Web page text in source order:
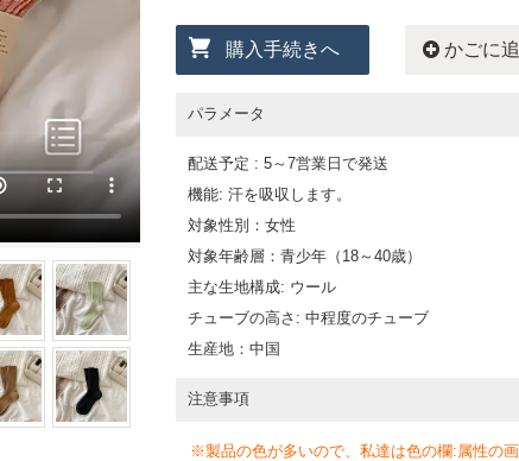
購入手続きへ かごに
パラメータ
配送予定 : 5～7営業日で発送
機能: 汗を吸収します。
対象性別：女性
対象年齢層：青少年（18～40歳）
主な生地構成: ウール
チューブの高さ: 中程度のチューブ
生産地：中国
注意事項
※製品の色が多いので、私達は色の欄:属性の